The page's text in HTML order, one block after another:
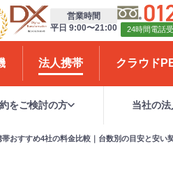
営業時間
平日 9:00〜21:00
24時間電話
法人携帯 クラウド
をご検討の方 当社の
帯おすすめ4社の料金比較｜台数別の目安と安い